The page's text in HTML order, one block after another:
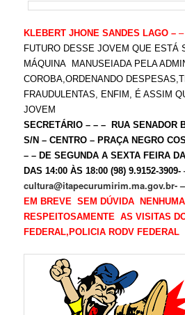
KLEBERT JHONE SANDES LAGO – –
FUTURO DESSE JOVEM QUE ESTÁ
MÁQUINA MANUSEIADA PELA
COROBA,ORDENANDO
FRAUDULENTAS, ENFIM, É ASSIM
JOVEM
SECRETÁRIO – – – RUA SENADOR
S/N – CENTRO – PRAÇA NEGRO
– – DE SEGUNDA A SEXTA FEIRA
DAS 14:00 ÀS 18:00 (98) 9.9152-3909-
cultura@itapecurumirim.ma.gov.br-
EM BREVE SEM DÚVIDA
RESPEITOSAMENTE AS VISITAS
FEDERAL,POLICIA RODV FEDERAL